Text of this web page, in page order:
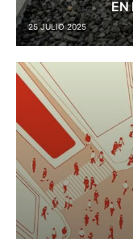
EN
25 JULIO 2025